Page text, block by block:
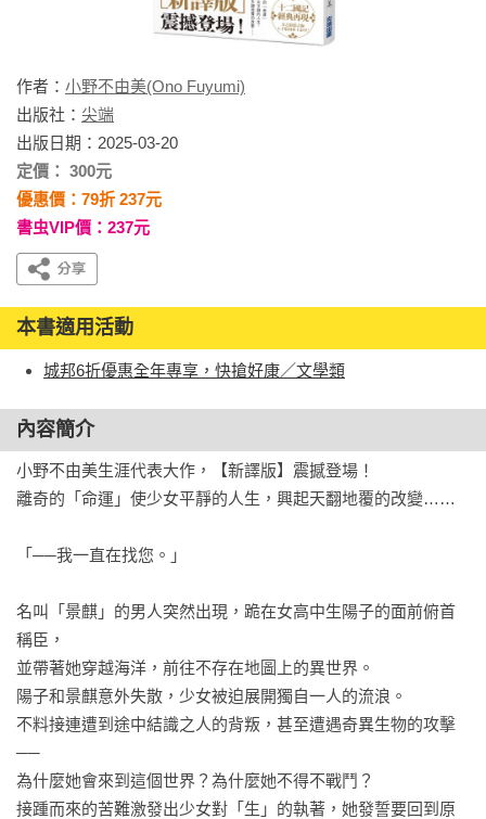
作者： 小野不由美(Ono Fuyumi)
出版社： 尖端
出版日期：2025-03-20
定價： 300元
優惠價：79折 237元
書虫VIP價：237元
本書適用活動
城邦6折優惠全年專享，快搶好康／文學類
內容簡介
小野不由美生涯代表大作，【新譯版】震撼登場！
離奇的「命運」使少女平靜的人生，興起天翻地覆的改變……
「──我一直在找您。」
名叫「景麒」的男人突然出現，跪在女高中生陽子的面前俯首
稱臣，
並帶著她穿越海洋，前往不存在地圖上的異世界。
陽子和景麒意外失散，少女被迫展開獨自一人的流浪。
不料接連遭到途中結識之人的背叛，甚至遭遇奇異生物的攻擊
──
為什麼她會來到這個世界？為什麼她不得不戰鬥？
接踵而來的苦難激發出少女對「生」的執著，她發誓要回到原